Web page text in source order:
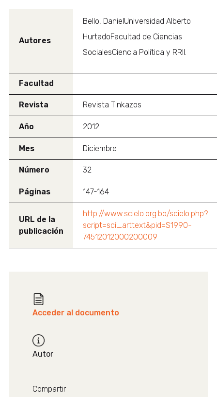
Autores
Bello, DanielUniversidad Alberto
HurtadoFacultad de Ciencias
SocialesCiencia Política y RRII.
Facultad
Revista Revista Tinkazos
Año 2012
Mes Diciembre
Número 32
Páginas 147-164
URL de la
publicación
http://www.scielo.org.bo/scielo.php?
script=sci_arttext&pid=S1990-
74512012000200009
Acceder al documento
Autor
Compartir